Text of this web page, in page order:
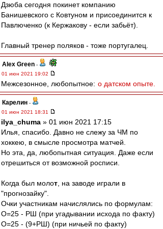
Дзюба сегодня покинет компанию
Банишевского с Ковтуном и присоединится к
Павлюченко (к Кержакову - если забьёт).
Главный тренер поляков - тоже португалец.
Alex Green -
01 июн 2021 19:02
Межсезонное, любопытное: о датском опыте.
Карелин -
01 июн 2021 18:31
ilya_chuma » 01 июн 2021 17:15
Илья, спасибо. Давно не слежу за ЧМ по
хоккею, в смысле просмотра матчей.
Но эта, да, любопытная ситуация. Даже если
отрешиться от возможной росписи.
Когда был молот , на заводе играли в
"прогнозайку".
Очки участникам начислялись по формулам:
О=25 - РШ (при угадывании исхода по факту)
О=25 - (9+РШ) (при ничьей по факту)